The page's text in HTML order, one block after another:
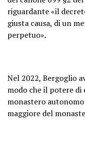
riguardante «il
giusta causa, di un
perpetuo».
Nel 2022, Bergoglio
modo che il potere
monastero
maggiore del